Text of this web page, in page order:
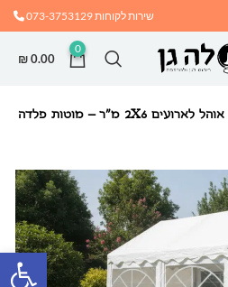
שירות לקוחות073-3753129
0
₪0.00
אוהל לארועים 2X6 מ”ר – מוטות פלדה